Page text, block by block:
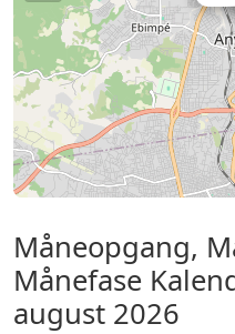
Måneopgang,
Månefase
august 2026